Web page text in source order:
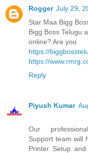
Rogger July 29,
Star Maa Bigg
Bigg Boss Telugu
online? Are you
https://
https://
Reply
Piyush Kumar
Our
Support team will
Printer Setup